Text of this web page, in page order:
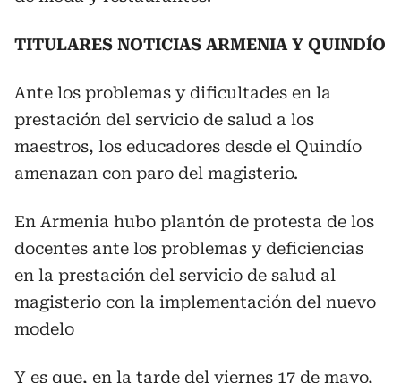
TITULARES NOTICIAS ARMENIA Y QUINDÍO
Ante los problemas y dificultades en la
prestación del servicio de salud a los
maestros, los educadores desde el Quindío
amenazan con paro del magisterio.
En Armenia hubo plantón de protesta de los
docentes ante los problemas y deficiencias
en la prestación del servicio de salud al
magisterio con la implementación del nuevo
modelo
Y es que, en la tarde del viernes 17 de mayo,